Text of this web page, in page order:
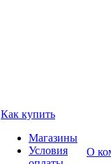
Как купить
Магазины
Условия
О